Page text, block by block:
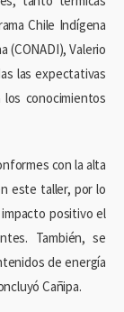
Chile Indígena
(CONADI), Valerio
las expectativas
conocimientos
con la alta
este taller, por lo
positivo el
También, se
de energía
Cañipa.